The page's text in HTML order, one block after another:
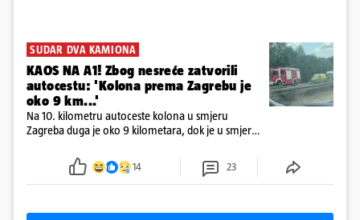
SUDAR DVA KAMIONA
KAOS NA A1! Zbog nesreće zatvorili
autocestu: 'Kolona prema Zagrebu je
oko 9 km...'
Na 10. kilometru autoceste kolona u smjeru
Zagreba duga je oko 9 kilometara, dok je u smjeru
14 23